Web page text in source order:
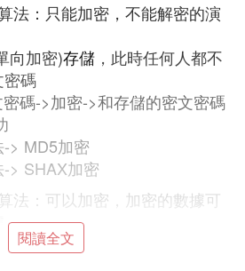
法：只能加密，不能解密的演
向加密)存儲 ，此時任何人都不
碼
碼->加密->和存儲的密文密碼
> MD5加密
> SHAX加密
法：可以加密，加密的數據可
數據進行加密傳輸->目標地址->
閱讀全文